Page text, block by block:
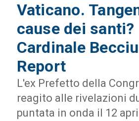
Vaticano.
cause dei santi?
Cardinale
Report
L'ex Prefetto della
reagito alle rivelazioni
puntata in onda il 12